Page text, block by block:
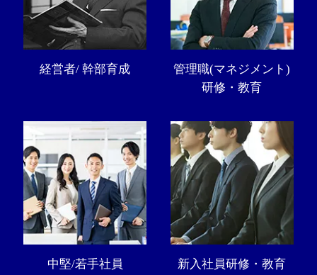
経営者/ 幹部育成
管理職(マネジメント)
研修・教育
中堅/若手社員 新入社員研修・教育